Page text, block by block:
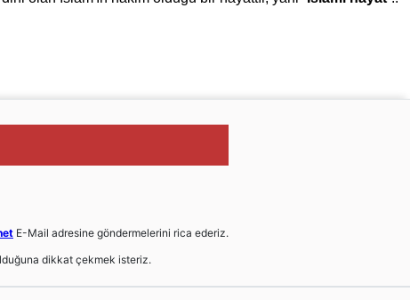
E-Mail adresine göndermelerini rica ederiz.
dikkat çekmek isteriz.